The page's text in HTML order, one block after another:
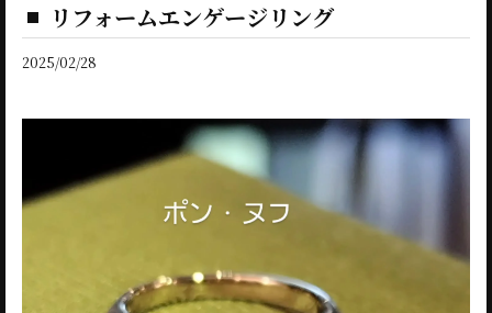
リフォームエンゲージリング
2025/02/28